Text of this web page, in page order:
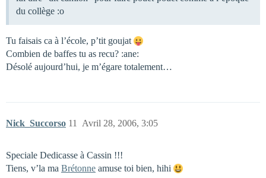
du collège :o
Tu faisais ca à l’école, p’tit goujat
Combien de baffes tu as recu? :ane:
Désolé aujourd’hui, je m’égare totalement…
Nick_Succorso Avril 28, 2006, 3:05
11
Speciale Dedicasse à Cassin !!!
Tiens, v’la ma Brétonne amuse toi bien, hihi